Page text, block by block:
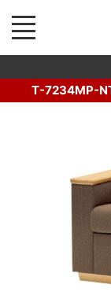
T-7234MP-